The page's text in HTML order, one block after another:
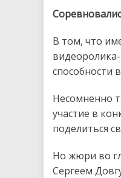
В том, что
способности
Несомненно
участие в
поделиться
Но жюри во
Сергеем